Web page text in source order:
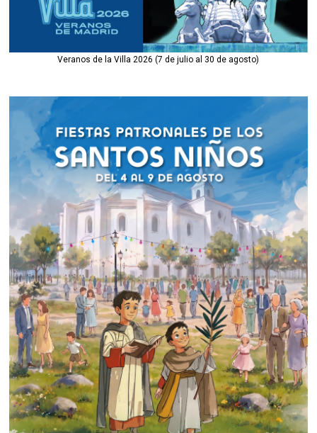
Veranos de la Villa 2026 (7 de julio al 30 de agosto)